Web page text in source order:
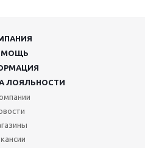
ЛОЯЛЬНОСТИ